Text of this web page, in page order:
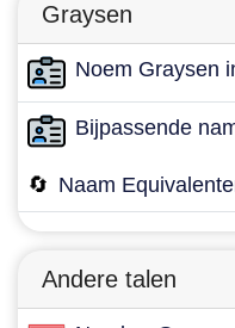
Graysen
Noem Graysen
Bijpassende
🔄 Naam
Andere talen